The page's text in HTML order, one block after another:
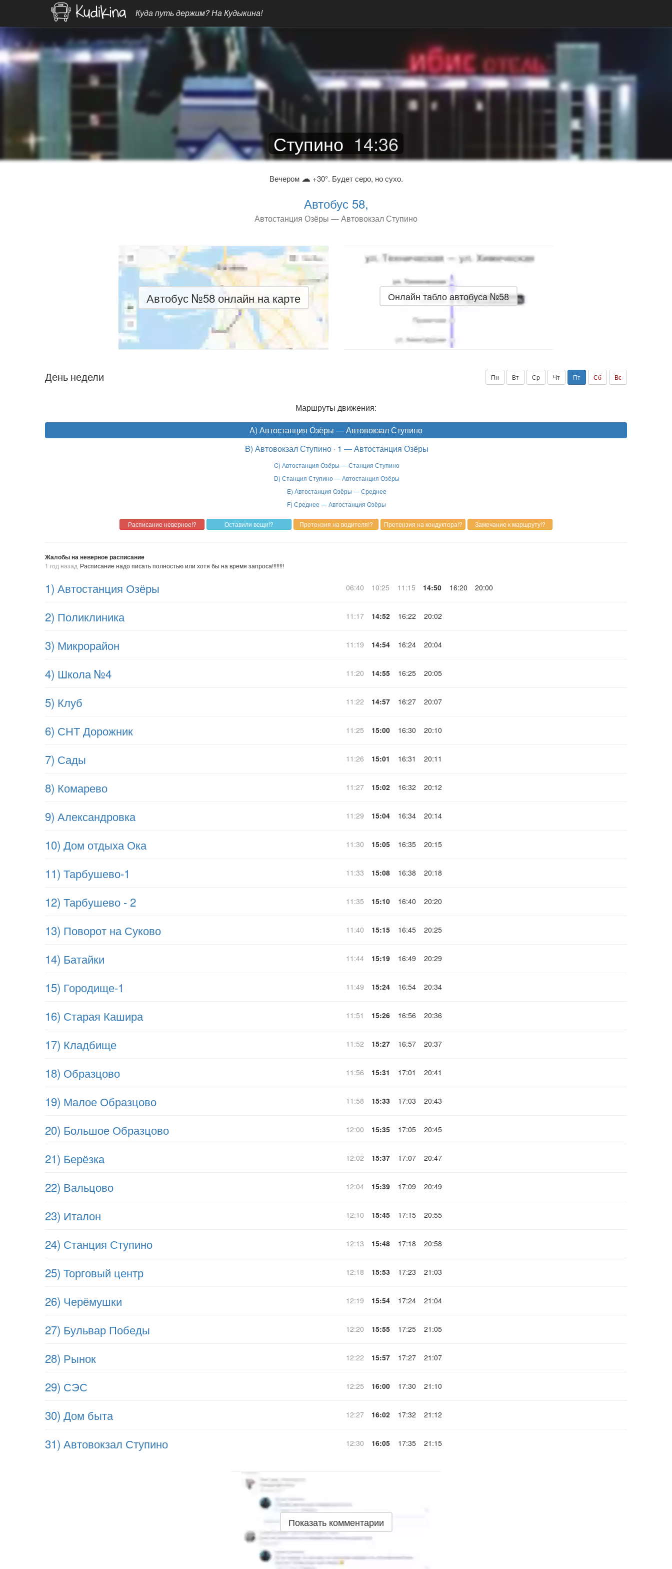
Куда путь держим? На Кудыкина!
Ступино 14:36
Вечером ☁ +30°. Будет серо, но сухо.
Автобус 58,
Автостанция Озёры — Автовокзал Ступино
Автобус №58 онлайн на карте Онлайн табло автобуса №58
День недели Пн Вт Ср Чт Пт Сб Вс
Маршруты движения:
A) Автостанция Озёры — Автовокзал Ступино
B) Автовокзал Ступино · 1 — Автостанция Озёры
C) Автостанция Озёры — Станция Ступино
D) Станция Ступино — Автостанция Озёры
E) Автостанция Озёры — Среднее
F) Среднее — Автостанция Озёры
Жалобы на неверное расписание
1 год назад Расписание надо писать полностью или хотя бы на время запроса!!!!!!!!
1) Автостанция Озёры 06:40 10:25 11:15 14:50 16:20 20:00
2) Поликлиника 11:17 14:52 16:22 20:02
3) Микрорайон 11:19 14:54 16:24 20:04
4) Школа №4 11:20 14:55 16:25 20:05
5) Клуб 11:22 14:57 16:27 20:07
6) СНТ Дорожник 11:25 15:00 16:30 20:10
7) Сады 11:26 15:01 16:31 20:11
8) Комарево 11:27 15:02 16:32 20:12
9) Александровка 11:29 15:04 16:34 20:14
10) Дом отдыха Ока 11:30 15:05 16:35 20:15
11) Тарбушево-1 11:33 15:08 16:38 20:18
12) Тарбушево - 2 11:35 15:10 16:40 20:20
13) Поворот на Суково 11:40 15:15 16:45 20:25
14) Батайки 11:44 15:19 16:49 20:29
15) Городище-1 11:49 15:24 16:54 20:34
16) Старая Кашира 11:51 15:26 16:56 20:36
17) Кладбище 11:52 15:27 16:57 20:37
18) Образцово 11:56 15:31 17:01 20:41
19) Малое Образцово 11:58 15:33 17:03 20:43
20) Большое Образцово 12:00 15:35 17:05 20:45
21) Берёзка 12:02 15:37 17:07 20:47
22) Вальцово 12:04 15:39 17:09 20:49
23) Италон 12:10 15:45 17:15 20:55
24) Станция Ступино 12:13 15:48 17:18 20:58
25) Торговый центр 12:18 15:53 17:23 21:03
26) Черёмушки 12:19 15:54 17:24 21:04
27) Бульвар Победы 12:20 15:55 17:25 21:05
28) Рынок 12:22 15:57 17:27 21:07
29) СЭС 12:25 16:00 17:30 21:10
30) Дом быта 12:27 16:02 17:32 21:12
31) Автовокзал Ступино 12:30 16:05 17:35 21:15
Показать комментарии